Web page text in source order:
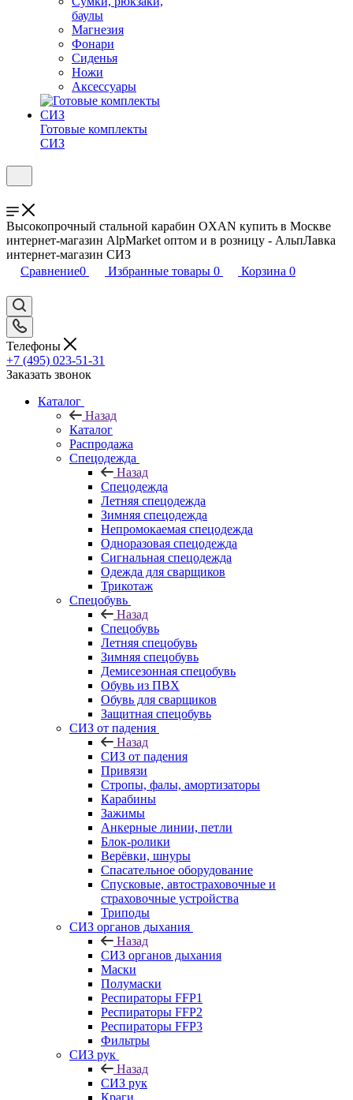
баулы
Магнезия
Фонари
Сиденья
Ножи
Аксессуары
Готовые комплекты
СИЗ
Высокопрочный стальной карабин OXAN купить в Москве
интернет-магазин AlpMarket оптом и в розницу - АльпЛавка
интернет-магазин СИЗ
Сравнение0 Избранные товары 0 Корзина 0
Телефоны
+7 (495) 023-51-31
Заказать звонок
Каталог
Назад
Каталог
Распродажа
Спецодежда
Назад
Спецодежда
Летняя спецодежда
Зимняя спецодежда
Непромокаемая спецодежда
Одноразовая спецодежда
Сигнальная спецодежда
Одежда для сварщиков
Трикотаж
Спецобувь
Назад
Спецобувь
Летняя спецобувь
Зимняя спецобувь
Демисезонная спецобувь
Обувь из ПВХ
Обувь для сварщиков
Защитная спецобувь
СИЗ от падения
Назад
СИЗ от падения
Привязи
Стропы, фалы, амортизаторы
Карабины
Зажимы
Анкерные линии, петли
Блок-ролики
Верёвки, шнуры
Спасательное оборудование
Спусковые, автостраховочные и
страховочные устройства
Триподы
СИЗ органов дыхания
Назад
СИЗ органов дыхания
Маски
Полумаски
Респираторы FFP1
Респираторы FFP2
Респираторы FFP3
Фильтры
СИЗ рук
Назад
СИЗ рук
Краги